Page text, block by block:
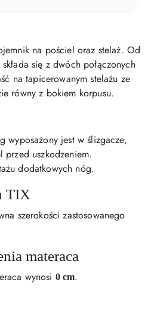
na pościel oraz stelaż. Od
się z dwóch połączonych
na tapicerowanym stelażu ze
równy z bokiem korpusu.
wyposażony jest w ślizgacze,
przed uszkodzeniem.
dodatkowych nóg.
TIX
szerokości zastosowanego
materaca
wynosi 0 cm.